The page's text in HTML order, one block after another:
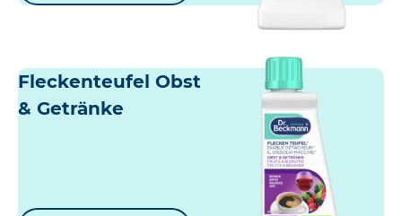
Fleckenteufel Obst
& Getränke